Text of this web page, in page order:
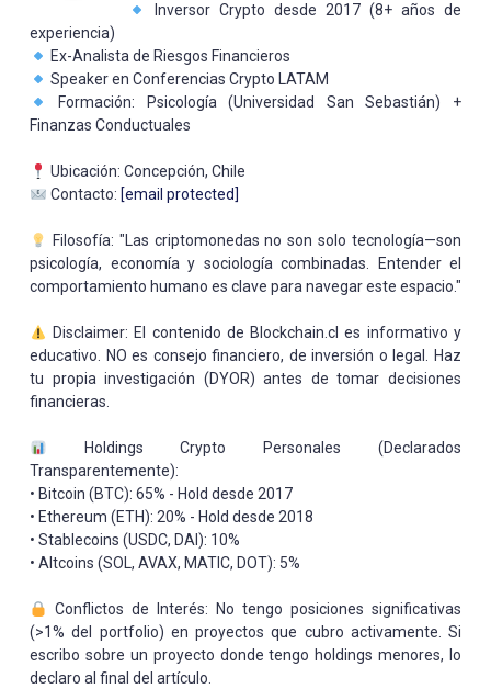
Inversor Crypto desde 2017 (8+ años de
experiencia)
Ex-Analista de Riesgos Financieros
Speaker en Conferencias Crypto LATAM
Formación: Psicología (Universidad San Sebastián) +
Finanzas Conductuales
Ubicación: Concepción, Chile
Contacto: [email protected]
Filosofía: "Las criptomonedas no son solo tecnología—son
psicología, economía y sociología combinadas. Entender el
comportamiento humano es clave para navegar este espacio."
Disclaimer: El contenido de Blockchain.cl es informativo y
educativo. NO es consejo financiero, de inversión o legal. Haz
tu propia investigación (DYOR) antes de tomar decisiones
financieras.
Holdings Crypto Personales (Declarados
Transparentemente):
• Bitcoin (BTC): 65% - Hold desde 2017
• Ethereum (ETH): 20% - Hold desde 2018
• Stablecoins (USDC, DAI): 10%
• Altcoins (SOL, AVAX, MATIC, DOT): 5%
Conflictos de Interés: No tengo posiciones significativas
(>1% del portfolio) en proyectos que cubro activamente. Si
escribo sobre un proyecto donde tengo holdings menores, lo
declaro al final del artículo.